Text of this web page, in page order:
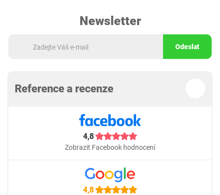
Newsletter
Odeslat
Reference a recenze
4,8
Zobrazit Facebook hodnocení
4,8